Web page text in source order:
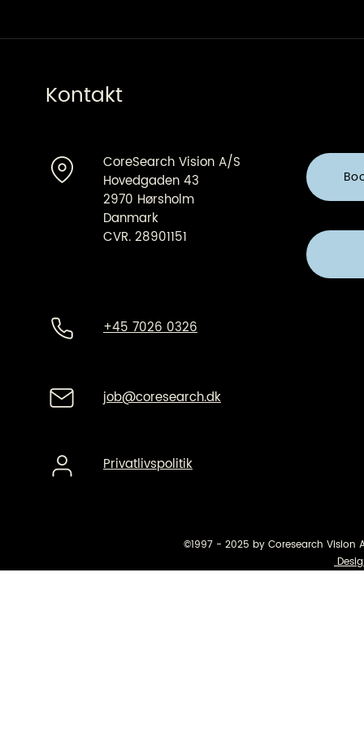
Kontakt
CoreSearch Vision A/S
Hovedgaden 43
2970 Hørsholm
Danmark
CVR. 28901151
+45 7026 0326
job@coresearch.dk
Privatlivspolitik
©1997 - 2025 by Coresearch Vision